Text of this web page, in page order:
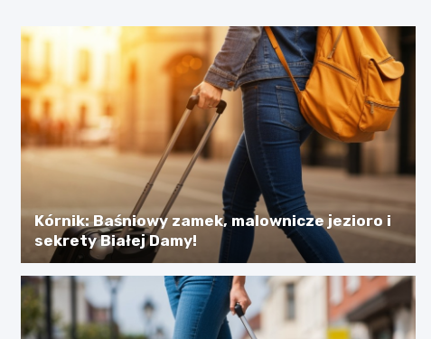
Kórnik: Baśniowy zamek, malownicze jezioro i
sekrety Białej Damy!